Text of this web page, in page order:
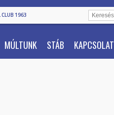
1963
MÚLTUNK STÁB KAPCSOLAT